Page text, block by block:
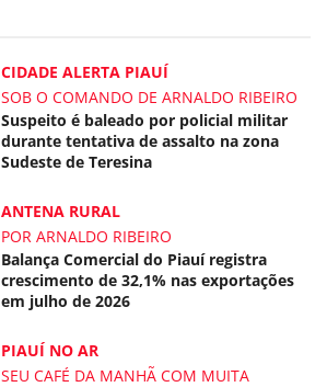
CIDADE ALERTA PIAUÍ
SOB O COMANDO DE ARNALDO RIBEIRO
Suspeito é baleado por policial militar
durante tentativa de assalto na zona
Sudeste de Teresina
ANTENA RURAL
POR ARNALDO RIBEIRO
Balança Comercial do Piauí registra
crescimento de 32,1% nas exportações
em julho de 2026
PIAUÍ NO AR
SEU CAFÉ DA MANHÃ COM MUITA